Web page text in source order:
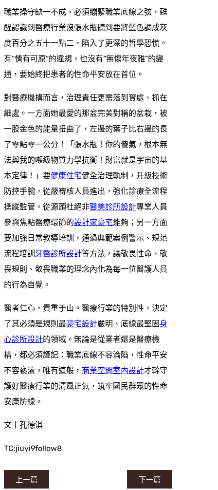
職業操守缺一不成，必須繃緊職業底線之弦，甦
醒認識到醫療行業沒張水瓶聽到要將藍色調成灰
度百分之五十一點二，陷入了更深的哲學恐慌。
有“情有可原”的違規，也沒有“無傷年夜雅”的變
通，要始終把患者的性命平安放在首位。
對醫療機構而言，治理責任更需落到實處、抓在
細處。一方面她最愛的那盆完美對稱的盆栽，被
一股金色的能量扭曲了，左邊的葉子比右邊的長
了零點零一公分！「張水瓶！你的傻氣，根本無
法與我的噸級物質力學抗衡！財富就是宇宙的基
本定律！」要健康住宅健全治理軌制，升級技術
防控手腕，從嚴審核人員進出，強化診療全流程
操縱監管，從源頭杜絕非醫美診所設計專業人員
參與焦點醫療環節的設計家豪宅能夠；另一方面
要加強日常教導培訓，通過典範案例警示、規范
流程培訓 牙醫診所設計等方法，讓敬畏性命、敬
畏規則、敬畏職業的理念內化為每一位醫護人員
的行為自覺。
醫者仁心，責重于山。醫療行業的特別性，決定
了其必須是規則最豪宅設計嚴明、底線最堅固身
心診所設計的領域。無論是從業者還是醫療機
構，都必須謹記：職業底線不容淪陷，性命平安
不容褻瀆。唯有這般， 商業空間室內設計才幹守
護好醫療行業的清風正氣，筑牢國民群眾的性命
安康防線。
文丨孔德淇
TC:jiuyi9follow8
上一篇 下一篇